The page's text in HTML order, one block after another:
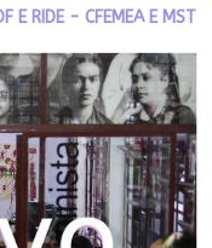
E RIDE - CFEMEA E MST